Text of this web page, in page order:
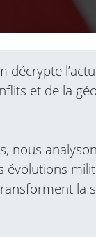
décrypte
et de la
nous
évolutions
la